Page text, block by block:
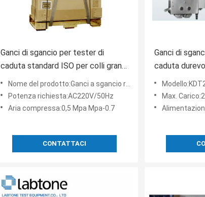
Ganci di sgancio per tester di
caduta standard ISO per colli grandi
e pesanti fino a 1500KG con alta
capacità e sgancio rapido
Nome del prodotto:Ganci a sgancio rapido
Potenza richiesta:AC220V/50Hz
Aria compressa:0,5 Mpa Mpa-0.7
CONTATTACI
Ganci di
caduta
simulazione
pacchi di
Max.